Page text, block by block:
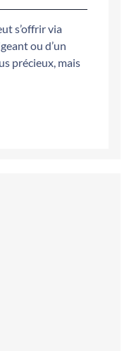
s’offrir via
ou d’un
précieux, mais